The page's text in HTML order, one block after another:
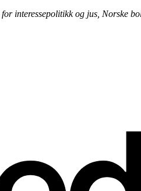
interessepolitikk og jus, Norske